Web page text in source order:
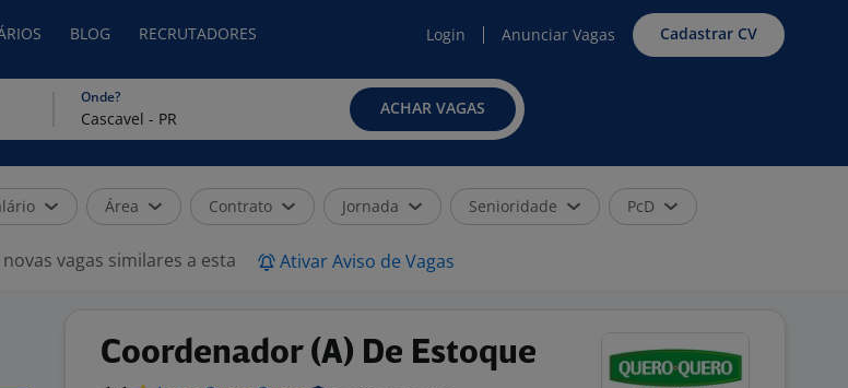
BLOG RECRUTADORES Login Anunciar Vagas Cadastrar CV
Onde?
ACHAR VAGAS
Área Contrato Jornada Senioridade PcD
vagas similares a esta Ativar Aviso de Vagas
Coordenador (A) De Estoque